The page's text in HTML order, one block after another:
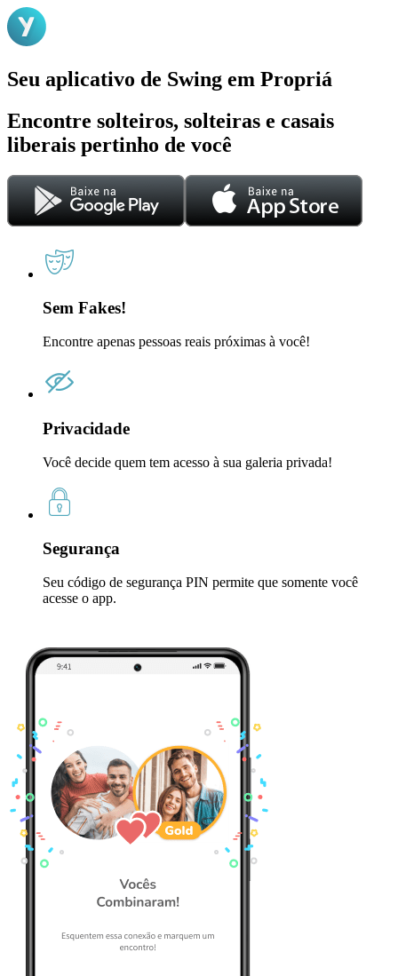
Seu aplicativo de Swing em Propriá
Encontre solteiros, solteiras e casais
liberais pertinho de você
Sem Fakes!
Encontre apenas pessoas reais próximas à você!
Privacidade
Você decide quem tem acesso à sua galeria privada!
Segurança
Seu código de segurança PIN permite que somente você
acesse o app.